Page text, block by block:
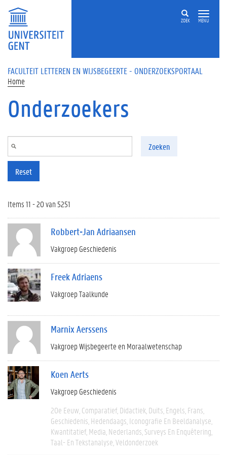
Overslaan en naar de inhoud gaan
ZOEK MENU
FACULTEIT LETTEREN EN WIJSBEGEERTE - ONDERZOEKSPORTAAL
Home
Onderzoekers
Zoeken
Reset
Items 11 - 20 van 5251
Robbert-Jan Adriaansen
Vakgroep Geschiedenis
Freek Adriaens
Vakgroep Taalkunde
Marnix Aerssens
Vakgroep Wijsbegeerte en Moraalwetenschap
Koen Aerts
Vakgroep Geschiedenis
20e Eeuw Comparatief Didactiek Duits Engels Frans
Geschiedenis Hedendaags Iconografie En Beeldanalyse
Kwantitatief Media Nederlands Surveys En Enquêtering
Taal- En Tekstanalyse Veldonderzoek